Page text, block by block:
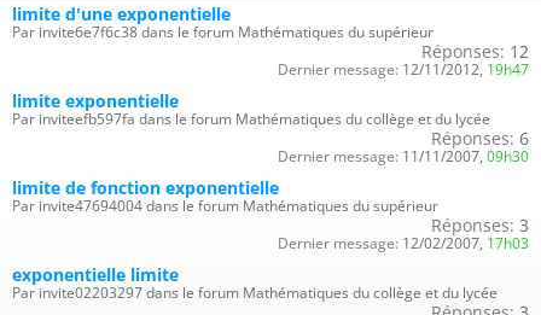
limite d'une exponentielle
Par invite6e7f6c38 dans le forum Mathématiques du supérieur
Réponses: 12
Dernier message: 12/11/2012, 19h47
limite exponentielle
Par inviteefb597fa dans le forum Mathématiques du collège et du lycée
Réponses: 6
Dernier message: 11/11/2007, 09h30
limite de fonction exponentielle
Par invite47694004 dans le forum Mathématiques du supérieur
Réponses: 3
Dernier message: 12/02/2007, 17h03
exponentielle limite
Par invite02203297 dans le forum Mathématiques du collège et du lycée